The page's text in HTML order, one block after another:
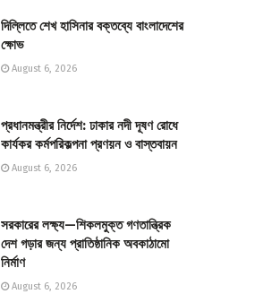
দিল্লিতে শেখ হাসিনার বক্তব্যে বাংলাদেশের
ক্ষোভ
August 6, 2026
প্রধানমন্ত্রীর নির্দেশ: ঢাকার নদী দূষণ রোধে
কার্যকর কর্মপরিকল্পনা প্রণয়ন ও বাস্তবায়ন
August 6, 2026
সরকারের লক্ষ্য—শিকলমুক্ত গণতান্ত্রিক
দেশ গড়ার জন্য প্রাতিষ্ঠানিক অবকাঠামো
নির্মাণ
August 6, 2026